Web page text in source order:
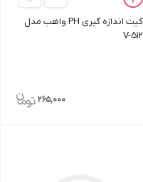
کیت اندازه‌ گیری PH واهب مدل
V-512
265,000